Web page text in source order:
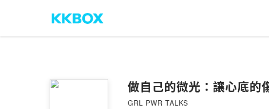
做自己的微光：讓心底
GRL PWR TALKS